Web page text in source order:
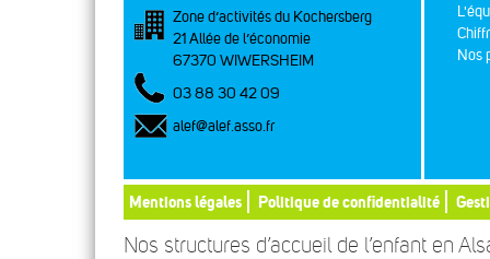
Zone d’activités du Kochersberg
21 Allée de l’économie
67370 WIWERSHEIM
03 88 30 42 09
alef@alef.asso.fr
Nos
Mentions légales Politique de confidentialité
Nos structures d’accueil de l’enfant en